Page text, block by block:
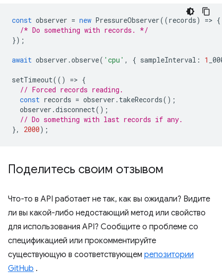
const observer = new PressureObserver((records) => {
/* Do something with records. */
});
await observer .observe( 'cpu' , { sampleInterval : 1
setTimeout(() => {
// Forced records reading.
const records = observer . takeRecords();
observer .disconnect();
// Do something with last records if any.
},
2000);
Поделитесь своим отзывом
Что-то в API работает не так, как вы ожидали? Видите
ли вы какой-либо недостающий метод или свойство
для использования API? Сообщите о проблеме со
спецификацией или прокомментируйте
существующую в соответствующем репозитории
GitHub .